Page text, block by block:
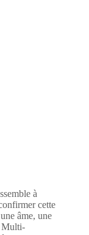
à
cette
âme, une
Multi-